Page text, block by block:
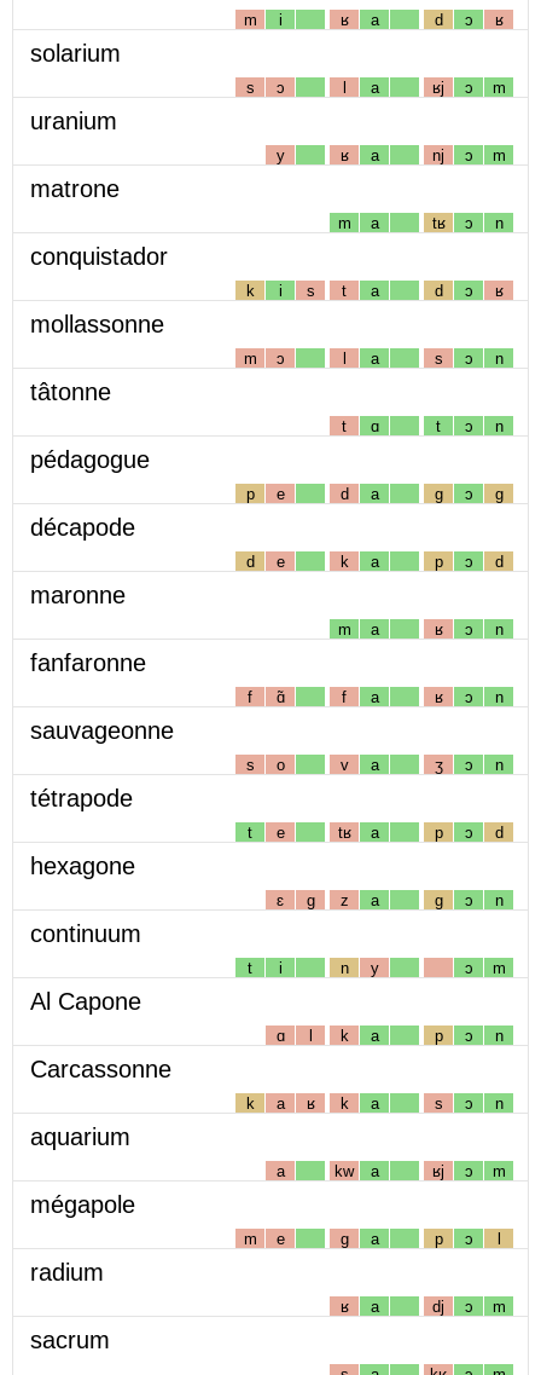
m i ʁ a d ɔ ʁ
solarium
s ɔ l a ʁj ɔ m
uranium
y ʁ a nj ɔ m
matrone
m a tʁ ɔ n
conquistador
k i s t a d ɔ ʁ
mollassonne
m ɔ l a s ɔ n
tâtonne
t ɑ t ɔ n
pédagogue
p e d a g ɔ g
décapode
d e k a p ɔ d
maronne
m a ʁ ɔ n
fanfaronne
f ɑ̃ f a ʁ ɔ n
sauvageonne
s o v a ʒ ɔ n
tétrapode
t e tʁ a p ɔ d
hexagone
ɛ g z a g ɔ n
continuum
t i n y ɔ m
Al Capone
ɑ l k a p ɔ n
Carcassonne
k a ʁ k a s ɔ n
aquarium
a kw a ʁj ɔ m
mégapole
m e g a p ɔ l
radium
ʁ a dj ɔ m
sacrum